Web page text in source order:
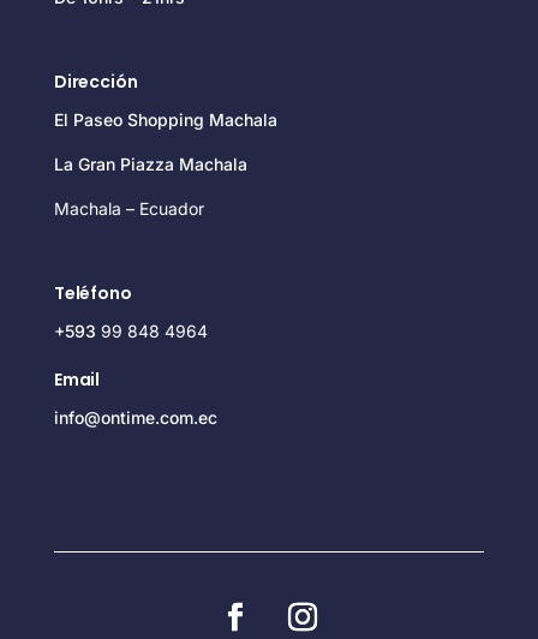
Dirección
El Paseo Shopping Machala
La Gran Piazza Machala
Machala – Ecuador
Teléfono
+593 99 848 4964
Email
info@ontime.com.ec